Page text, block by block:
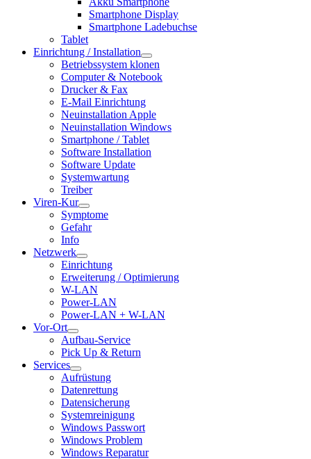
Smartphone Display
Smartphone Ladebuchse
Tablet
Einrichtung / Installation
Betriebssystem klonen
Computer & Notebook
Drucker & Fax
E-Mail Einrichtung
Neuinstallation Apple
Neuinstallation Windows
Smartphone / Tablet
Software Installation
Software Update
Systemwartung
Treiber
Viren-Kur
Symptome
Gefahr
Info
Netzwerk
Einrichtung
Erweiterung / Optimierung
W-LAN
Power-LAN
Power-LAN + W-LAN
Vor-Ort
Aufbau-Service
Pick Up & Return
Services
Aufrüstung
Datenrettung
Datensicherung
Systemreinigung
Windows Passwort
Windows Problem
Windows Reparatur